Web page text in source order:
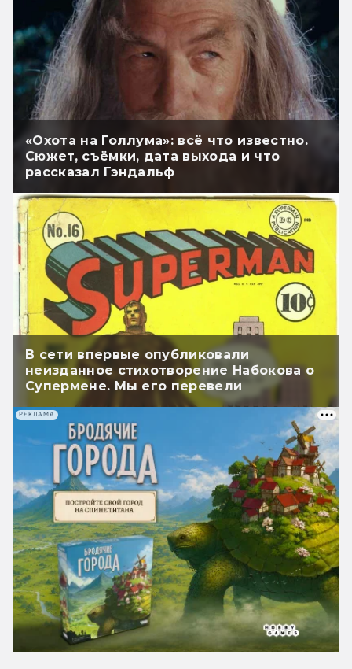
«Охота на Голлума»: всё что известно.
Сюжет, съёмки, дата выхода и что
рассказал Гэндальф
В сети впервые опубликовали
неизданное стихотворение Набокова о
Супермене. Мы его перевели
РЕКЛАМА